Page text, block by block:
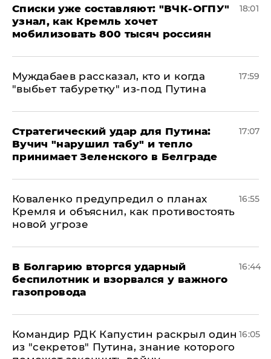
Списки уже составляют: "ВЧК-ОГПУ"
узнал, как Кремль хочет
мобилизовать 800 тысяч россиян
18:01
Муждабаев рассказал, кто и когда
"выбьет табуретку" из-под Путина
17:59
Стратегический удар для Путина:
Вучич "нарушил табу" и тепло
принимает Зеленского в Белграде
17:07
Коваленко предупредил о планах
Кремля и объяснил, как противостоять
новой угрозе
16:55
В Болгарию вторгся ударный
беспилотник и взорвался у важного
газопровода
16:44
Командир РДК Капустин раскрыл один
из "секретов" Путина, знание которого
16:05